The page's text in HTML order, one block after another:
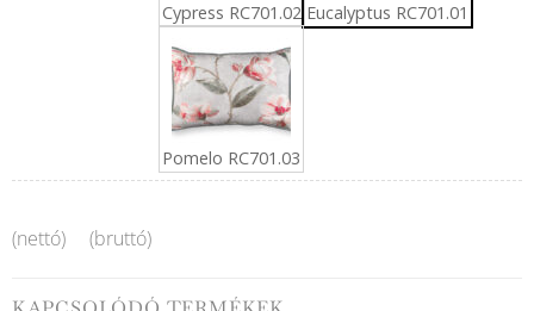
Cypress RC701.02 Eucalyptus RC701.01
Pomelo RC701.03
(nettó) (bruttó)